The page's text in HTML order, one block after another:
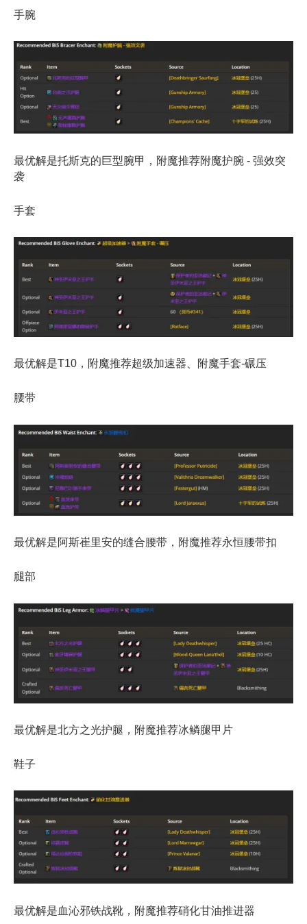
手腕
最优解是托斯克的巨型腕甲，附魔推荐附魔护腕 - 强效突
袭
手套
最优解是T10，附魔推荐超级加速器、附魔手套-碾压
腰带
最优解是阿斯崔里安的缝合腰带，附魔推荐永恒腰带扣
腿部
最优解是北方之光护腿，附魔推荐冰鳞腿甲片
鞋子
最优解是血沁邪铁战靴，附魔推荐硝化甘油推进器